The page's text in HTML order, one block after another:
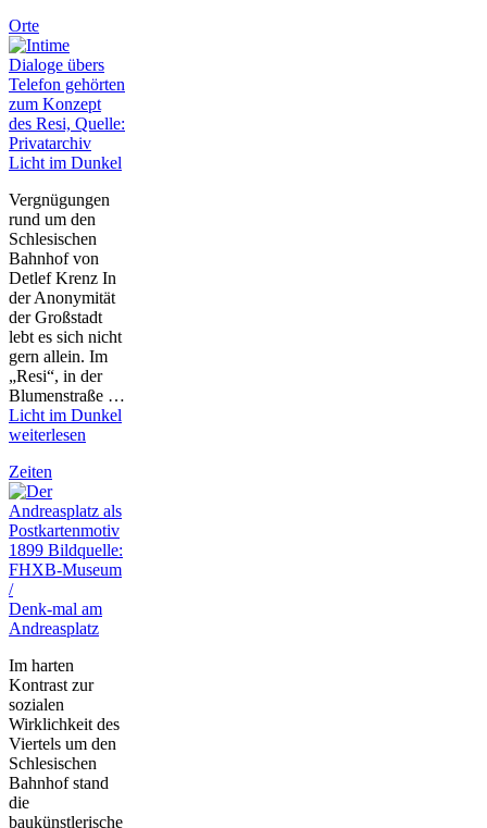
Orte
Licht im Dunkel
Vergnügungen
rund um den
Schlesischen
Bahnhof von
Detlef Krenz In
der Anonymität
der Großstadt
lebt es sich nicht
gern allein. Im
„Resi“, in der
Blumenstraße …
Licht im Dunkel
weiterlesen
Zeiten
Denk-mal am
Andreasplatz
Im harten
Kontrast zur
sozialen
Wirklichkeit des
Viertels um den
Schlesischen
Bahnhof stand
die
baukünstlerische